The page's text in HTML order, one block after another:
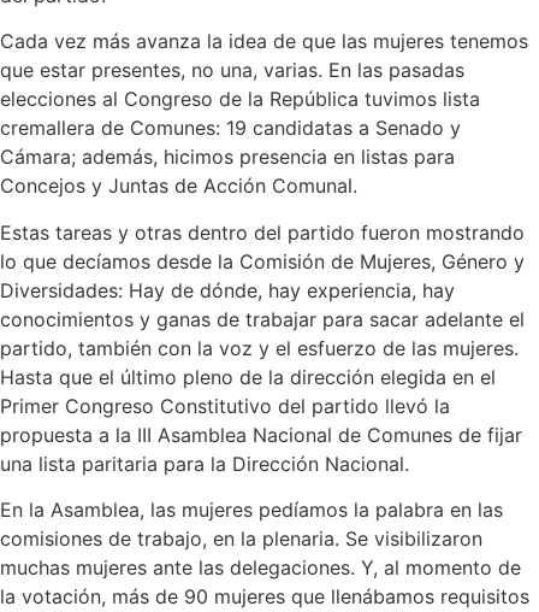
Cada vez más avanza la idea de que las mujeres tenemos
que estar presentes, no una, varias. En las pasadas
elecciones al Congreso de la República tuvimos lista
cremallera de Comunes: 19 candidatas a Senado y
Cámara; además, hicimos presencia en listas para
Concejos y Juntas de Acción Comunal.
Estas tareas y otras dentro del partido fueron mostrando
lo que decíamos desde la Comisión de Mujeres, Género y
Diversidades: Hay de dónde, hay experiencia, hay
conocimientos y ganas de trabajar para sacar adelante el
partido, también con la voz y el esfuerzo de las mujeres.
Hasta que el último pleno de la dirección elegida en el
Primer Congreso Constitutivo del partido llevó la
propuesta a la III Asamblea Nacional de Comunes de fijar
una lista paritaria para la Dirección Nacional.
En la Asamblea, las mujeres pedíamos la palabra en las
comisiones de trabajo, en la plenaria. Se visibilizaron
muchas mujeres ante las delegaciones. Y, al momento de
la votación, más de 90 mujeres que llenábamos requisitos